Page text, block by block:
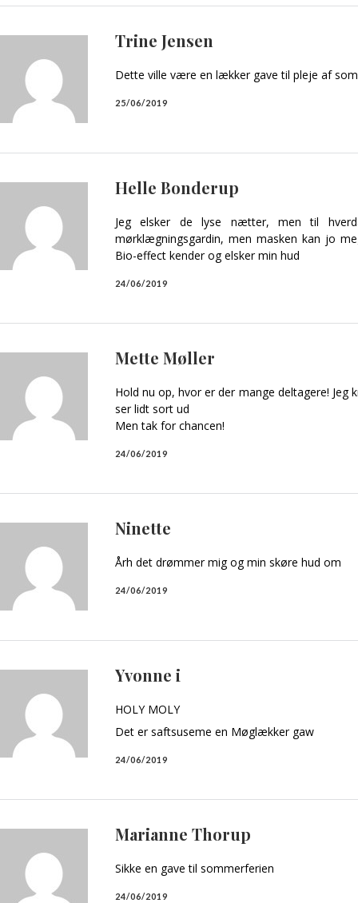
Trine Jensen
Dette ville være en lækker gave til pleje af
25/06/2019
Helle Bonderup
Jeg elsker de lyse nætter, men til
mørklægningsgardin, men masken kan jo
Bio-effect kender og elsker min hud
24/06/2019
Mette Møller
Hold nu op, hvor er der mange deltagere!
ser lidt sort ud
Men tak for chancen!
24/06/2019
Ninette
Årh det drømmer mig og min skøre hud om
24/06/2019
Yvonne i
HOLY MOLY
Det er saftsuseme en Møglækker gaw
24/06/2019
Marianne Thorup
Sikke en gave til sommerferien
24/06/2019